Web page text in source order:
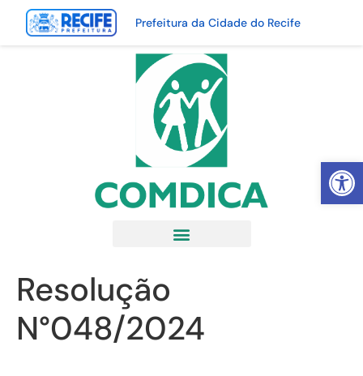
Abrir
Prefeitura da Cidade do Recife
Resolução
N°048/2024